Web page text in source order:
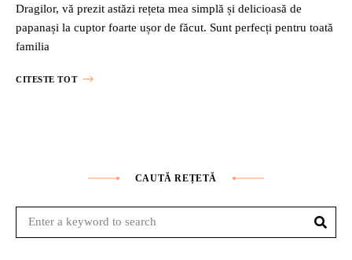
Dragilor, vă prezit astăzi rețeta mea simplă și delicioasă de
papanași la cuptor foarte ușor de făcut. Sunt perfecți pentru toată
familia
CITESTE TOT
CAUTĂ REȚETĂ